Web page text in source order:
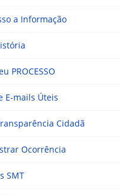
a Informação
PROCESSO
E-mails Úteis
Cidadã
Ocorrência
SMT